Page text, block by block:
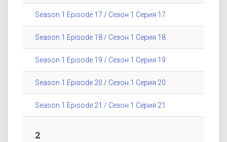
Season 1 Episode 17 / Сезон 1 Серия 17
Season 1 Episode 18 / Сезон 1 Серия 18
Season 1 Episode 19 / Сезон 1 Серия 19
Season 1 Episode 20 / Сезон 1 Серия 20
Season 1 Episode 21 / Сезон 1 Серия 21
2